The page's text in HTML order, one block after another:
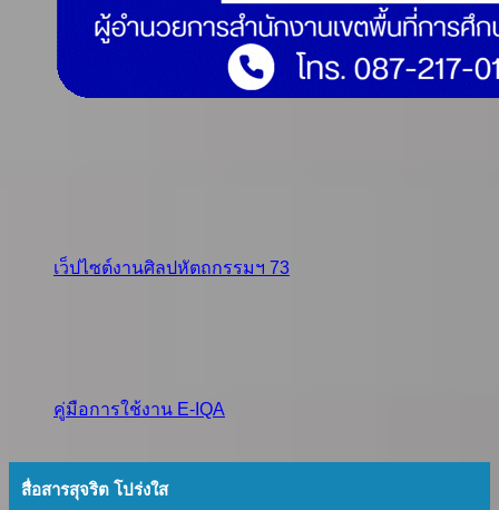
เว็ปไซต์งานศิลปหัตถกรรมฯ 73
คู่มือการใช้งาน E-IQA
สื่อสารสุจริต โปร่งใส